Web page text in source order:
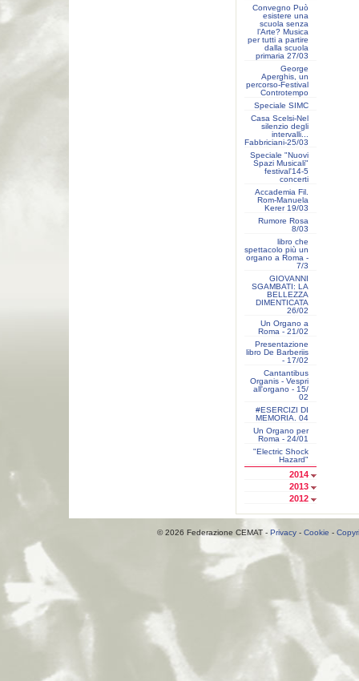
Convegno Può
esistere una
scuola senza
l’Arte? Musica
per tutti a partire
dalla scuola
primaria 27/03
George
Aperghis, un
percorso-Festival
Controtempo
Speciale SIMC
Casa Scelsi-Nel
silenzio degli
intervalli...
Fabbriciani-25/03
Speciale "Nuovi
Spazi Musicali"
festival'14-5
concerti
Accademia Fil.
Rom-Manuela
Kerer 19/03
Rumore Rosa
8/03
libro che
spettacolo più un
organo a Roma -
7/3
GIOVANNI
SGAMBATI: LA
BELLEZZA
DIMENTICATA
26/02
Un Organo a
Roma - 21/02
Presentazione
libro De Barberiis
- 17/02
Cantantibus
Organis - Vespri
all'organo - 15/
02
#ESERCIZI DI
MEMORIA. 04
Un Organo per
Roma - 24/01
"Electric Shock
Hazard"
2014
2013
2012
© 2026 Federazione CEMAT - Privacy- Cookie -